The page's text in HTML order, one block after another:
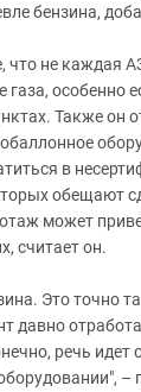
бензина,
не каждая
особенно
Также он
в
обещают
может
считает он.
Это точно
давно
речь идет
–